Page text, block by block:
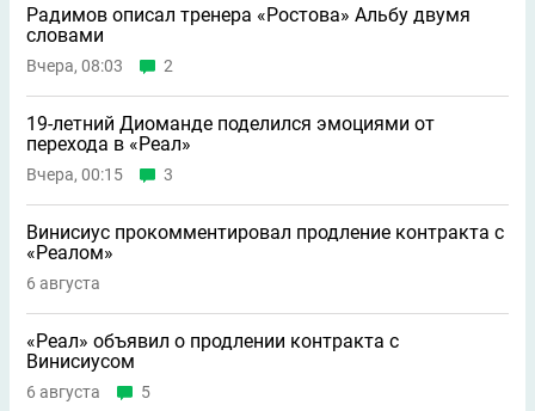
Радимов описал тренера «Ростова» Альбу двумя
словами
Вчера, 08:03 2
19-летний Диоманде поделился эмоциями от
перехода в «Реал»
Вчера, 00:15 3
Винисиус прокомментировал продление контракта с
«Реалом»
6 августа
«Реал» объявил о продлении контракта с
Винисиусом
6 августа 5